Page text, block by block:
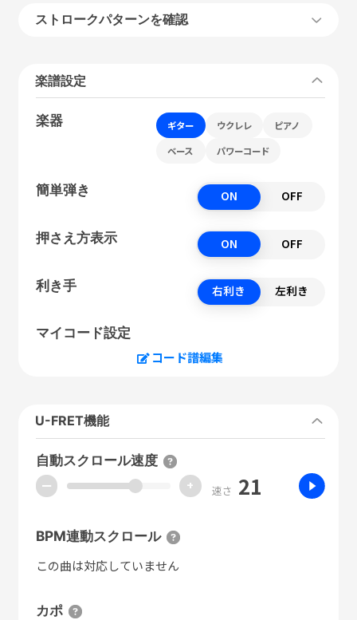
ストロークパターンを確認
楽譜設定
楽器 ギター ウクレレ ピアノ
ベース パワーコード
簡単弾き ON OFF
押さえ方表示 ON OFF
利き手 右利き 左利き
マイコード設定
コード譜編集
U-FRET機能
自動スクロール速度
ー + 速さ 21
BPM連動スクロール
この曲は対応していません
カポ